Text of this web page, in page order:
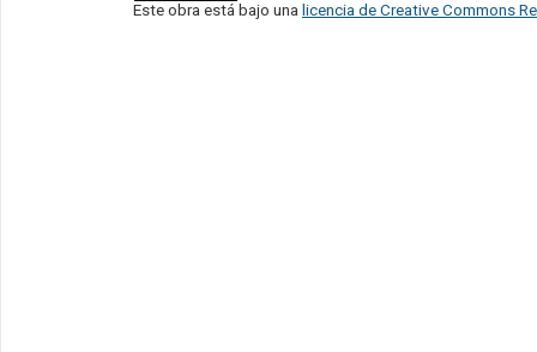
Este obra está bajo una licencia de Creative Commons